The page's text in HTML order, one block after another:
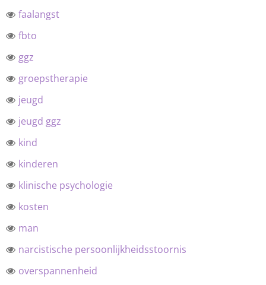
faalangst
fbto
ggz
groepstherapie
jeugd
jeugd ggz
kind
kinderen
klinische psychologie
kosten
man
narcistische persoonlijkheidsstoornis
overspannenheid